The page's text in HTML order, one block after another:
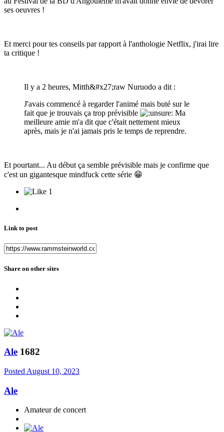
ses oeuvres !
Et merci pour tes conseils par rapport à l'anthologie Netflix, j'irai lire
ta critique !
Il y a 2 heures, Mitth&#x27;raw Nuruodo a dit :
J'avais commencé à regarder l'animé mais buté sur le
fait que je trouvais ça trop prévisible
Ma
meilleure amie m'a dit que c'était nettement mieux
après, mais je n'ai jamais pris le temps de reprendre.
Et pourtant... Au début ça semble prévisible mais je confirme que
c'est un gigantesque mindfuck cette série 😁
1
Link to post
Share on other sites
Ale 1682
Posted August 10, 2023
Ale
Amateur de concert